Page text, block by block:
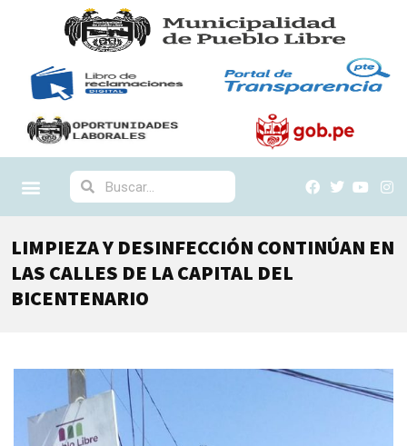
LIMPIEZA Y DESINFECCIÓN CONTINÚAN EN
LAS CALLES DE LA CAPITAL DEL
BICENTENARIO